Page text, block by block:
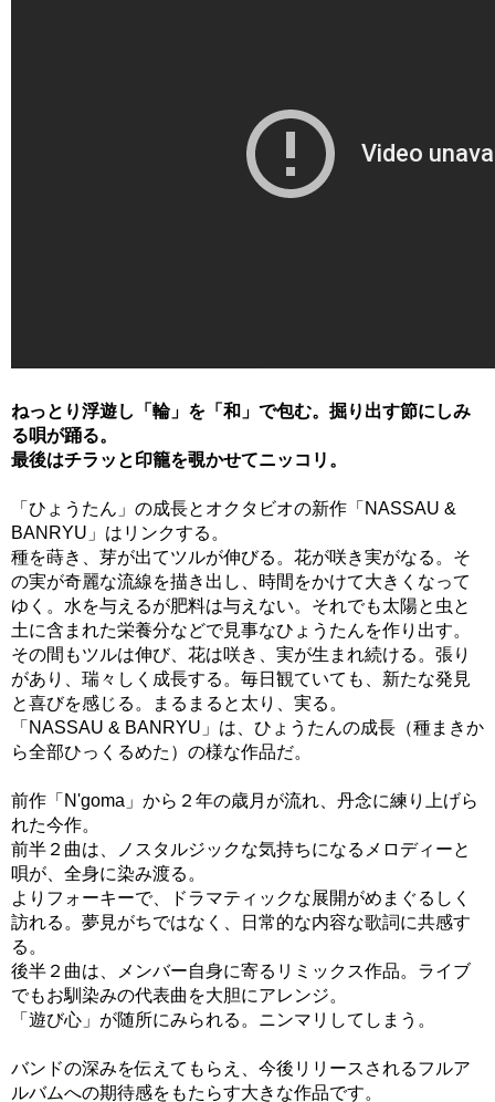
ねっとり浮遊し「輪」を「和」で包む。掘り出す節にしみ
る唄が踊る。
最後はチラッと印籠を覗かせてニッコリ。
「ひょうたん」の成長とオクタビオの新作「NASSAU &
BANRYU」はリンクする。
種を蒔き、芽が出てツルが伸びる。花が咲き実がなる。そ
の実が奇麗な流線を描き出し、時間をかけて大きくなって
ゆく。水を与えるが肥料は与えない。それでも太陽と虫と
土に含まれた栄養分などで見事なひょうたんを作り出す。
その間もツルは伸び、花は咲き、実が生まれ続ける。張り
があり、瑞々しく成長する。毎日観ていても、新たな発見
と喜びを感じる。まるまると太り、実る。
「NASSAU & BANRYU」は、ひょうたんの成長（種まきか
ら全部ひっくるめた）の様な作品だ。
前作「N'goma」から２年の歳月が流れ、丹念に練り上げら
れた今作。
前半２曲は、ノスタルジックな気持ちになるメロディーと
唄が、全身に染み渡る。
よりフォーキーで、ドラマティックな展開がめまぐるしく
訪れる。夢見がちではなく、日常的な内容な歌詞に共感す
る。
後半２曲は、メンバー自身に寄るリミックス作品。ライブ
でもお馴染みの代表曲を大胆にアレンジ。
「遊び心」が随所にみられる。ニンマリしてしまう。
バンドの深みを伝えてもらえ、今後リリースされるフルア
ルバムへの期待感をもたらす大きな作品です。